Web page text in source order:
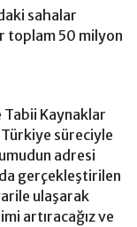
sahalar
toplam 50 milyon
Tabii Kaynaklar
süreciyle
adresi
gerçekleştirilen
ulaşarak
artıracağız ve